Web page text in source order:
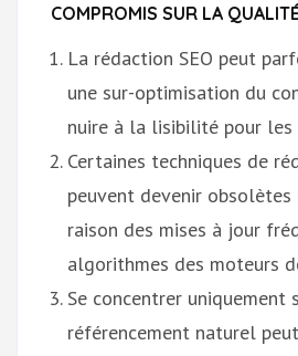
COMPROMIS SUR LA
La rédaction SEO peut
une sur-optimisation du
nuire à la lisibilité pour les
Certaines techniques de
peuvent devenir obsolètes
raison des mises à jour
algorithmes des moteurs
Se concentrer uniquement
référencement naturel